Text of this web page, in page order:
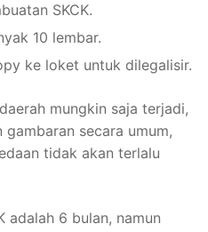
SKCK.
10 lembar.
ke loket untuk dilegalisir.
mungkin saja terjadi,
secara umum,
tidak akan terlalu
adalah 6 bulan, namun